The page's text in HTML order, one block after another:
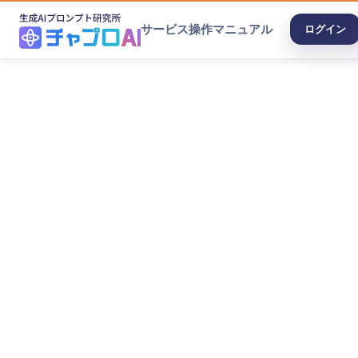
サービス操作マニュアル ログイン